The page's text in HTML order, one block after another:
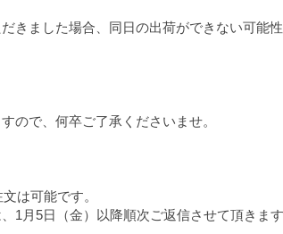
きました場合、同日の出荷ができない可能
ので、何卒ご了承くださいませ。
は可能です。
月5日（金）以降順次ご返信させて頂きます